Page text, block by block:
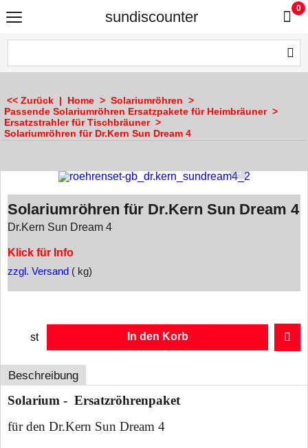
sundiscounter
0
<< Zurück | Home > Solariumröhren >
Passende Solariumröhren Ersatzpakete für Heimbräuner>
Ersatzstrahler für Tischbräuner>
Solariumröhren für Dr.Kern Sun Dream 4
Solariumröhren für Dr.Kern Sun Dream 4
Dr.Kern Sun Dream 4
Klick für Info
zzgl. Versand kg
st In den Korb
Beschreibung
Solarium - Ersatzröhrenpaket
für den Dr.Kern Sun Dream 4